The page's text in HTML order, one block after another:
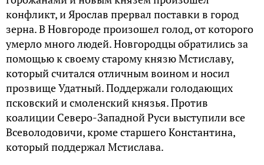
конфликт, и Ярослав прервал поставки в город
зерна. В Новгороде произошел голод, от которого
умерло много людей. Новгородцы обратились за
помощью к своему старому князю Мстиславу,
который считался отличным воином и носил
прозвище Удатный. Поддержали голодающих
псковский и смоленский князья. Против
коалиции Северо-Западной Руси выступили все
Всеволодовичи, кроме старшего Константина,
который поддержал Мстислава.